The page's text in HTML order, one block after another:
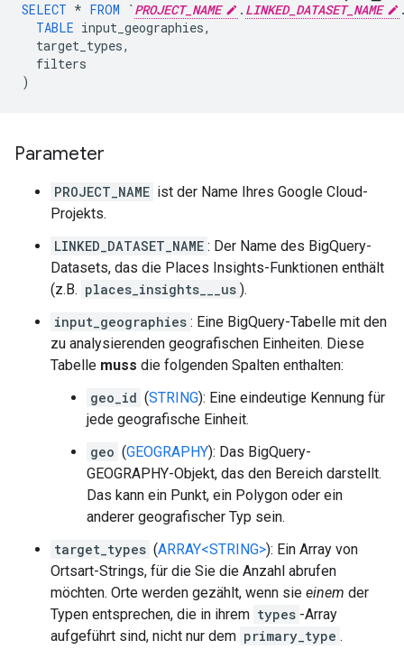
SELECT * FROM `PROJECT_NAME . LINKED_DATASET_NAME
TABLE input_geographies,
target_types,
filters
)
Parameter
PROJECT_NAME ist der Name Ihres Google Cloud-
Projekts.
LINKED_DATASET_NAME : Der Name des BigQuery-
Datasets, das die Places Insights-Funktionen enthält
(z.B. places_insights___us ).
input_geographies : Eine BigQuery-Tabelle mit den
zu analysierenden geografischen Einheiten. Diese
Tabelle muss die folgenden Spalten enthalten:
geo_id (STRING): Eine eindeutige Kennung für
jede geografische Einheit.
geo (GEOGRAPHY): Das BigQuery-
GEOGRAPHY-Objekt, das den Bereich darstellt.
Das kann ein Punkt, ein Polygon oder ein
anderer geografischer Typ sein.
target_types (ARRAY<STRING>): Ein Array von
Ortsart-Strings, für die Sie die Anzahl abrufen
möchten. Orte werden gezählt, wenn sie einem der
Typen entsprechen, die in ihrem types -Array
aufgeführt sind, nicht nur dem primary_type .